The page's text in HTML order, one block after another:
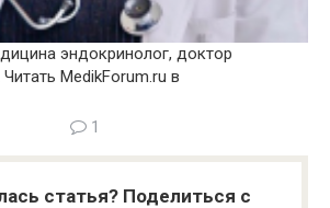
эндокринолог, доктор
Читать MedikForum.ru в
1
статья? Поделиться с